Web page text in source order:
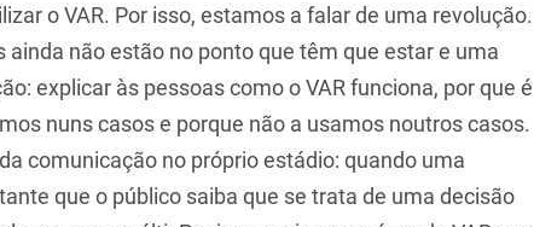
o VAR. Por isso, estamos a falar de uma revolução.
não estão no ponto que têm que estar e uma
explicar às pessoas como o VAR funciona, por que é
nuns casos e porque não a usamos noutros casos.
comunicação no próprio estádio: quando uma
que o público saiba que se trata de uma decisão